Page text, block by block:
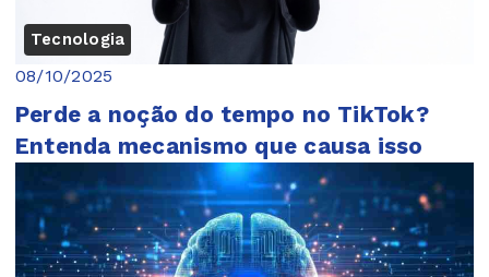
Tecnologia
08/10/2025
Perde a noção do tempo no TikTok?
Entenda mecanismo que causa isso